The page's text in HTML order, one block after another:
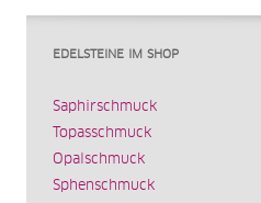
EDELSTEINE IM SHOP
Saphirschmuck
Topasschmuck
Opalschmuck
Sphenschmuck